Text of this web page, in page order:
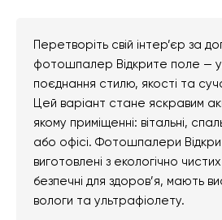
Перетворіть свій інтер’єр за
фотошпалер Відкрите поле —
поєднання стилю, якості та
Цей варіант стане яскравим
якому приміщенні: вітальні,
або офісі. Фотошпалери
виготовлені з екологічно
безпечні для здоров’я, мають
вологи та ультрафіолету.